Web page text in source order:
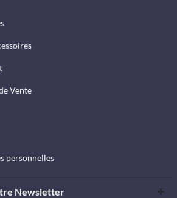
Vente
personnelles
Newsletter